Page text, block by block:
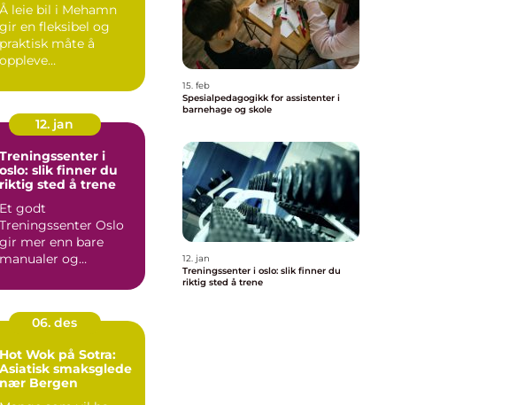
Å leie bil i Mehamn
gir en fleksibel og
praktisk måte å
oppleve
Små avstander, va...
12. jan
Treningssenter i
oslo: slik finner du
riktig sted å trene
Et godt
Treningssenter Oslo
gir mer enn bare
manualer og
senter påvirker hvor...
06. des
Hot Wok på Sotra:
Asiatisk smaksglede
nær Bergen
15. feb
Spesialpedagogikk for assistenter i
barnehage og skole
12. jan
Treningssenter i oslo: slik finner du
riktig sted å trene